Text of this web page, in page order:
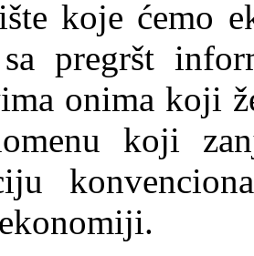
koje ćemo
pregršt
onima koji
koji